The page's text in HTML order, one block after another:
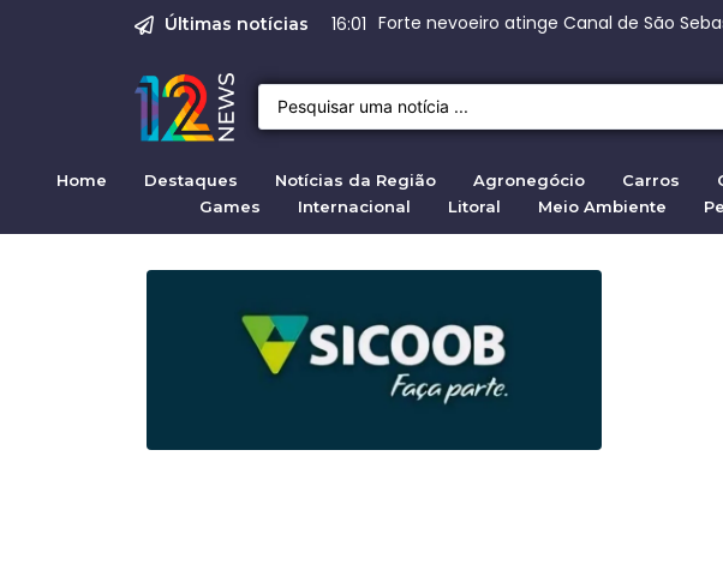
Últimas notícias 16:01
08:00 BNDES apro
Justiça de SP rejeita ação da família
Emprego em Bragança Paulista: 270
Empregos em Bragança Paulista: 270
Crise migratória em Ceuta: 72.000
Home Destaques Notícias da Região Agronegócio Carros
Games
Internacional Litoral Meio Ambiente